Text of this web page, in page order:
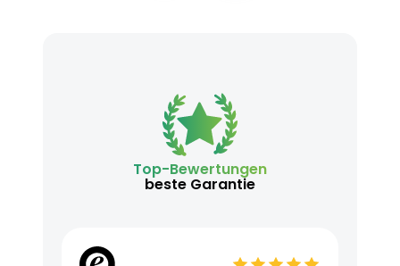
Top-Bewertungen
beste Garantie